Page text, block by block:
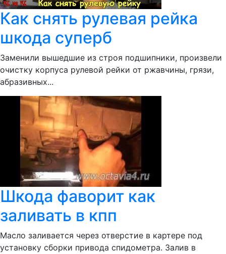
Как снять рулевая рейка
шкода суперб
Заменили вышедшие из строя подшипники, произвели
очистку корпуса рулевой рейки от ржавчины, грязи,
абразивных...
Шкода фаворит как
заливать в кпп
Масло заливается через отверстие в картере под
установку сборки привода спидометра. Залив в